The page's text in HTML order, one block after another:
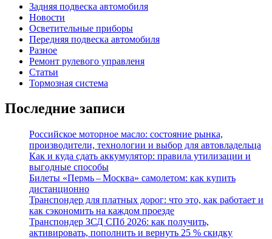
Задняя подвеска автомобиля
Новости
Осветительные приборы
Передняя подвеска автомобиля
Разное
Ремонт рулевого управленя
Статьи
Тормозная система
Последние записи
Российское моторное масло: состояние рынка,
производители, технологии и выбор для автовладельца
Как и куда сдать аккумулятор: правила утилизации и
выгодные способы
Билеты «Пермь – Москва» самолетом: как купить
дистанционно
Транспондер для платных дорог: что это, как работает и
как сэкономить на каждом проезде
Транспондер ЗСД СПб 2026: как получить,
активировать, пополнить и вернуть 25 % скидку